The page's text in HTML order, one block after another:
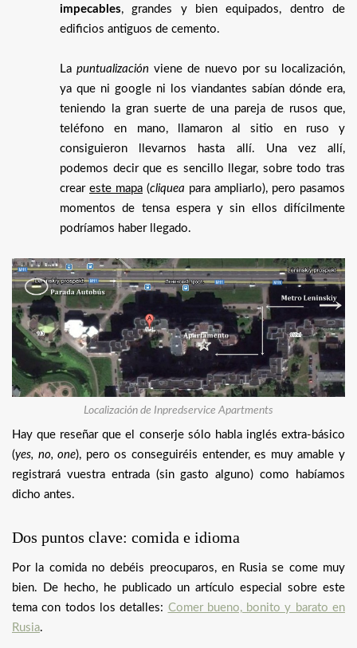
impecables, grandes y bien equipados, dentro de
edificios antiguos de cemento.
La puntualización viene de nuevo por su localización,
ya que ni google ni los viandantes sabían dónde era,
teniendo la gran suerte de una pareja de rusos que,
teléfono en mano, llamaron al sitio en ruso y
consiguieron llevarnos hasta allí. Una vez allí,
podemos decir que es sencillo llegar, sobre todo tras
crear este mapa (cliquea para ampliarlo), pero pasamos
momentos de tensa espera y sin ellos difícilmente
podríamos haber llegado.
Localización de Inpredservice Apartments
Hay que reseñar que el conserje sólo habla inglés extra-básico
(yes, no, one), pero os conseguiréis entender, es muy amable y
registrará vuestra entrada (sin gasto alguno) como habíamos
dicho antes.
Dos puntos clave: comida e idioma
Por la comida no debéis preocuparos, en Rusia se come muy
bien. De hecho, he publicado un artículo especial sobre este
tema con todos los detalles: Comer bueno, bonito y barato en
Rusia.